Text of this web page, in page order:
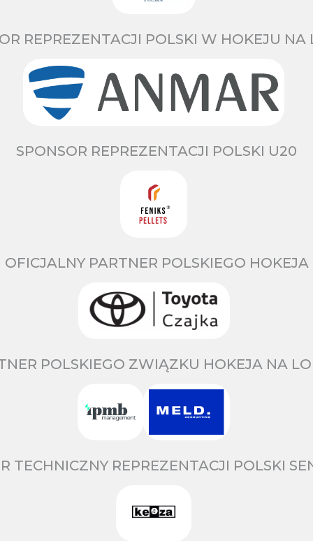
REPREZENTACJI POLSKI W HOKEJU NA
SPONSOR REPREZENTACJI POLSKI U20
OFICJALNY PARTNER POLSKIEGO HOKEJA
POLSKIEGO ZWIĄZKU HOKEJA NA
TECHNICZNY REPREZENTACJI POLSKI